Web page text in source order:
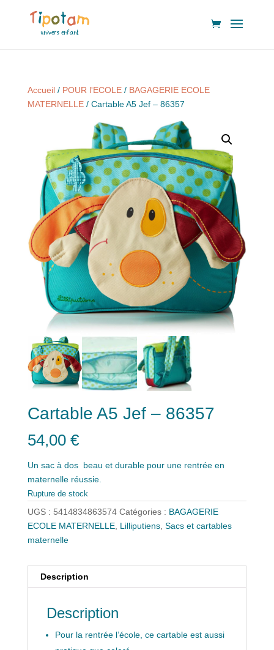
Accueil/ POUR l'ECOLE/ BAGAGERIE ECOLE
MATERNELLE/ Cartable A5 Jef – 86357
Cartable A5 Jef – 86357
54,00 €
Un sac à dos beau et durable pour une rentrée en
maternelle réussie.
Rupture de stock
UGS : 5414834863574 Catégories : BAGAGERIE
ECOLE MATERNELLE, Lilliputiens, Sacs et cartables
maternelle
Description
Description
Pour la rentrée l’école, ce cartable est aussi